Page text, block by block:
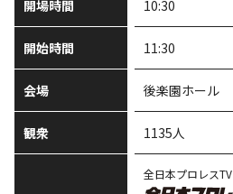
開場時間 10:30
開始時間 11:30
会場 後楽園ホール
観衆 1135人
全日本プロレスTV